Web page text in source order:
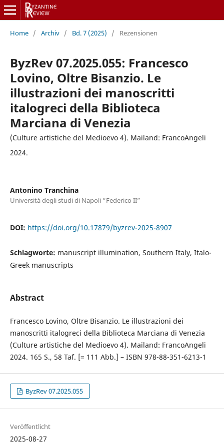
Home / Archiv / Bd. 7 (2025) / Rezensionen
ByzRev 07.2025.055: Francesco
Lovino, Oltre Bisanzio. Le
illustrazioni dei manoscritti
italogreci della Biblioteca
Marciana di Venezia
(Culture artistiche del Medioevo 4). Mailand: FrancoAngeli
2024.
Antonino Tranchina
Università degli studi di Napoli “Federico II”
DOI: https://doi.org/10.17879/byzrev-2025-8907
Schlagworte: manuscript illumination, Southern Italy, Italo-
Greek manuscripts
Abstract
Francesco Lovino, Oltre Bisanzio. Le illustrazioni dei
manoscritti italogreci della Biblioteca Marciana di Venezia
(Culture artistiche del Medioevo 4). Mailand: FrancoAngeli
2024. 165 S., 58 Taf. [= 111 Abb.] – ISBN 978-88-351-6213-1
ByzRev 07.2025.055
Veröffentlicht
2025-08-27